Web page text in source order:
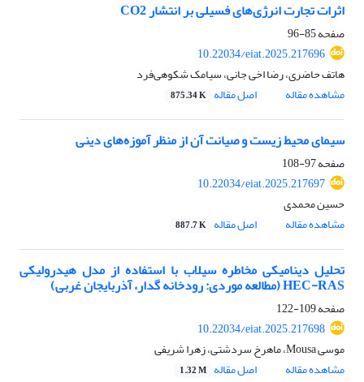
اثرات تجارت انرژی‌های فسیلی بر انتشار CO2
صفحه85-96
10.22034/eiat.2025.217696
هاتف حاضری، رضا اخی جانی، سیامک شکوهی‌فرد
مشاهده مقاله
اصل مقاله 875.34 K
سیمای محیط زیست و صیانت آن از منظر آموزه‌های دینی
صفحه97-108
10.22034/eiat.2025.217697
حسین محمدی
مشاهده مقاله
اصل مقاله 887.7 K
تحلیل دینامیکی مخاطره سیلاب با استفاده از مدل هیدرولیکی
HEC-RAS (مطالعه موردی: رودخانه‌ گدار، آذربایجان غربی)
صفحه109-122
10.22034/eiat.2025.217698
موسی Mousa، ماهرخ سردشتی، زهرا شریفی
مشاهده مقاله
اصل مقاله 1.32 M